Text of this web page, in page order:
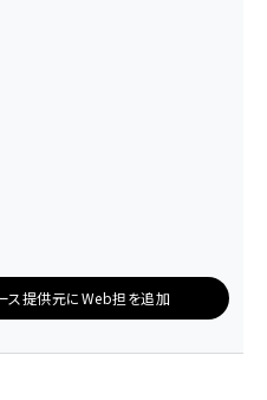
ス提供元にWeb担を追加